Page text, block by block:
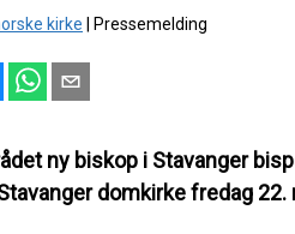
kirke Pressemelding
ny biskop i Stavanger
domkirke fredag 22.